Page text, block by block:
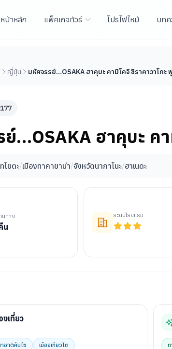
หน้าหลัก แพ็คเกจทัวร์ โปรไฟไหม้ บทค
ญี่ปุ่น มหัศจรรย์…OSAKA ฮาคุบะ คามิโคจิ ชิราคาวาโกะ
…OSAKA ฮาคุบะ ค
โยตะ/เมืองทาคายาม่า/จังหวัดนากาโนะ/ฮาเนดะ
นทาง
น
ระดับโรงแรม
เที่ยว
ชาติคันไซ
เมืองเกียวโต